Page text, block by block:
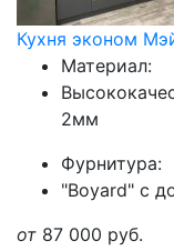
Кухня эконом
Материал:
2мм
Фурнитура:
"Boyard" с
от 87 000 руб.